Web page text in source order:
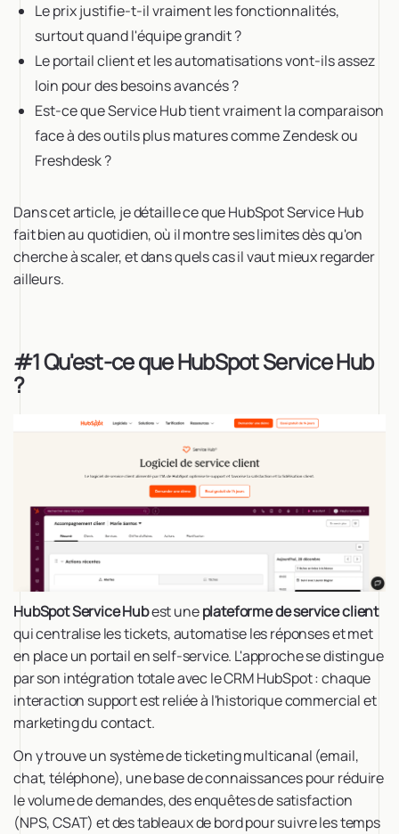
Le prix justifie-t-il vraiment les fonctionnalités,
surtout quand l'équipe grandit ?
Le portail client et les automatisations vont-ils assez
loin pour des besoins avancés ?
Est-ce que Service Hub tient vraiment la comparaison
face à des outils plus matures comme Zendesk ou
Freshdesk ?
Dans cet article, je détaille ce que HubSpot Service Hub
fait bien au quotidien, où il montre ses limites dès qu'on
cherche à scaler, et dans quels cas il vaut mieux regarder
ailleurs.
#1 Qu'est-ce que HubSpot Service Hub
?
HubSpot Service Hubest uneplateforme de service client
qui centralise les tickets, automatise les réponses et met
en place un portail en self-service. L'approche se distingue
par son intégration totale avec le CRM HubSpot : chaque
interaction support est reliée à l'historique commercial et
marketing du contact.
On y trouve un système de ticketing multicanal (email,
chat, téléphone), une base de connaissances pour réduire
le volume de demandes, des enquêtes de satisfaction
(NPS, CSAT) et des tableaux de bord pour suivre les temps